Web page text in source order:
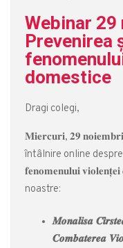
Webinar
Prevenirea
domestice
Dragi colegi,
𝐌𝐢𝐞𝐫𝐜𝐮𝐫𝐢, 𝟐𝟗
întâlnire online despre
𝐟𝐞𝐧𝐨𝐦𝐞𝐧𝐮𝐥𝐮𝐢
noastre:
𝑴𝒐𝒏𝒂𝒍𝒊𝒔𝒂
𝑪𝒐𝒎𝒃𝒂𝒕𝒆𝒓𝒆𝒂